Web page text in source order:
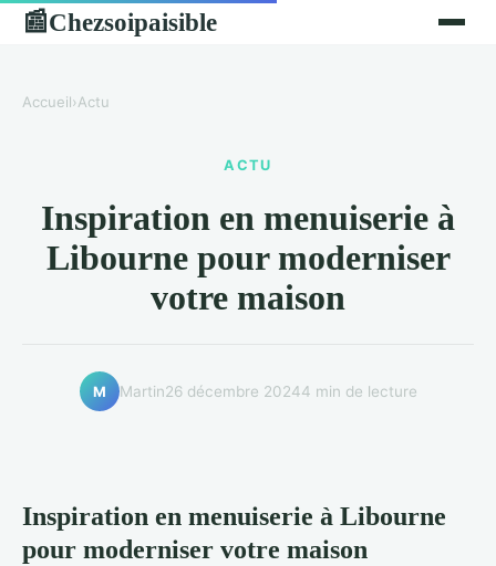
📰Chezsoipaisible
Accueil›Actu
ACTU
Inspiration en menuiserie à
Libourne pour moderniser
votre maison
M Martin26 décembre 20244 min de lecture
Inspiration en menuiserie à Libourne
pour moderniser votre maison